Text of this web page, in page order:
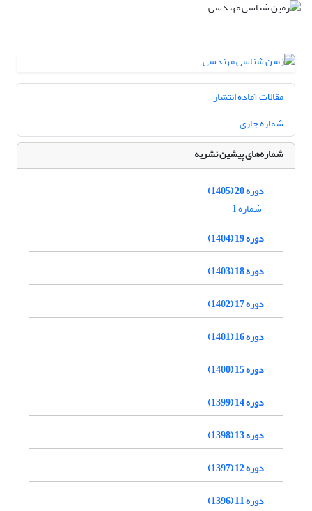
مقالات آماده انتشار
شماره جاری
شماره‌های پیشین نشریه
دوره 20 (1405)
شماره 1
دوره 19 (1404)
دوره 18 (1403)
دوره 17 (1402)
دوره 16 (1401)
دوره 15 (1400)
دوره 14 (1399)
دوره 13 (1398)
دوره 12 (1397)
دوره 11 (1396)